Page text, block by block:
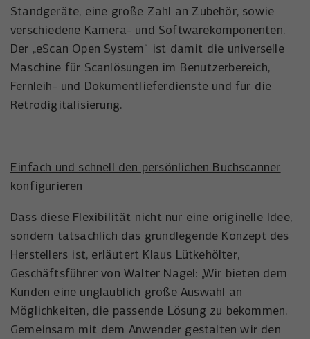
Standgeräte, eine große Zahl an Zubehör, sowie
verschiedene Kamera- und Softwarekomponenten.
Der „eScan Open System“ ist damit die universelle
Maschine für Scanlösungen im Benutzerbereich,
Fernleih- und Dokumentlieferdienste und für die
Retrodigitalisierung.
Einfach und schnell den persönlichen Buchscanner
konfigurieren
Dass diese Flexibilität nicht nur eine originelle Idee,
sondern tatsächlich das grundlegende Konzept des
Herstellers ist, erläutert Klaus Lütkehölter,
Geschäftsführer von Walter Nagel: „Wir bieten dem
Kunden eine unglaublich große Auswahl an
Möglichkeiten, die passende Lösung zu bekommen.
Gemeinsam mit dem Anwender gestalten wir den
Name wal_webinar_source
Walter Nagel GmbH & Co. KG
Laufzeit 30 Tage
Anbieter Meta Platforms, Inc.
Laufzeit 3 Monate
Zweck
Wird von Facebook/Meta genutzt, um den
Nutzer zu identifizieren.
Name
Anbieter
Laufzeit 1 Jahr
Wird von Microsoft Bing Ads verwendet
um Nutzer über Webseiten hinweg zu
verfolgen.
Name _uetsid
Externe Inhalte
Externe Inhalte (von z.B. Videoplattformen, Social-Media-
Plattformen oder Google-Maps) werden standardmäßig
blockiert. Wenn Cookies von externen Medien akzeptiert
werden, bedarf der Zugriff auf diese Inhalte keiner
manuellen Einwilligung mehr.
Anbieter Google Maps
Laufzeit
Zweck
Wird zum Entsperren von Google Maps-
Inhalten verwendet.
Name NID
Anbieter YouTube